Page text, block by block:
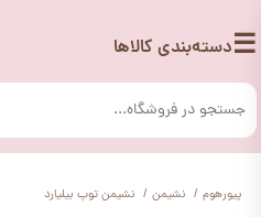
☰دسته‌بندی کالاها
پیورهوم نشیمن نشیمن توپ بیلیارد